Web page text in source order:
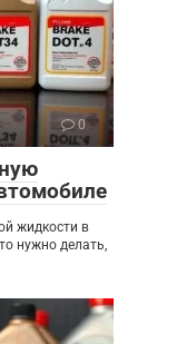
0
жидкости в
нужно делать,